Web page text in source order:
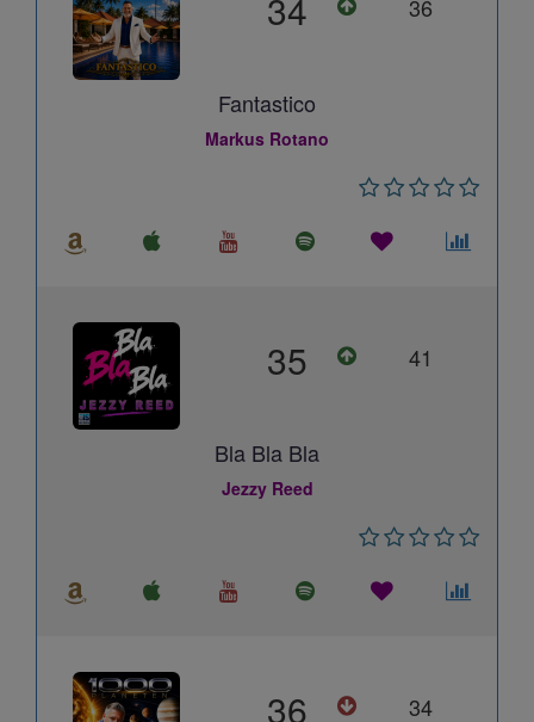
36
Fantastico
Markus Rotano
35 41
Bla Bla Bla
Jezzy Reed
36 34